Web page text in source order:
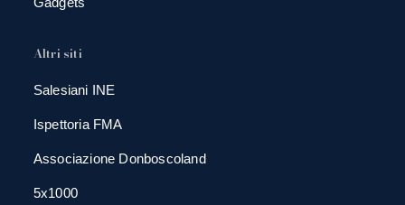
Altri siti
Salesiani INE
Ispettoria FMA
Associazione Donboscoland
5x1000